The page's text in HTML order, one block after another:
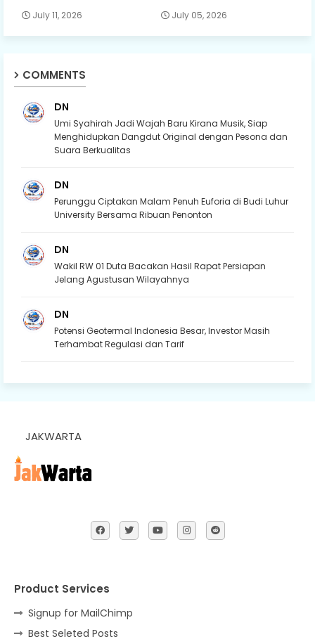
July 11, 2026 July 05, 2026
COMMENTS
DN
Umi Syahirah Jadi Wajah Baru Kirana Musik, Siap
Menghidupkan Dangdut Original dengan Pesona dan
Suara Berkualitas
DN
Perunggu Ciptakan Malam Penuh Euforia di Budi Luhur
University Bersama Ribuan Penonton
DN
Wakil RW 01 Duta Bacakan Hasil Rapat Persiapan
Jelang Agustusan Wilayahnya
DN
Potensi Geotermal Indonesia Besar, Investor Masih
Terhambat Regulasi dan Tarif
JAKWARTA
Product Services
Signup for MailChimp
Best Seleted Posts